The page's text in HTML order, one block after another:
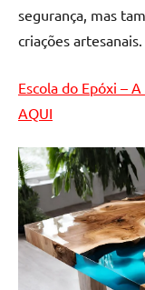
segurança, mas
criações artesanais.
Escola do Epóxi –
AQUI